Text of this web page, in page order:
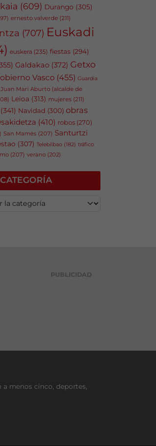
(609) Durango (305)
ernesto valverde (211)
(707) Euskadi
euskera (235) fiestas (294)
Galdakao (372) Getxo
Vasco (455) Guardia
Juan Mari Aburto (alcalde de
Leioa (313) mujeres (211)
(341) Navidad (300) obras
(410) robos (270)
San Mamés (207) Santurtzi
(307) Telebilbao (182) tráfico
(207) verano (202)
PUBLICIDAD
menos cinco, deportes,